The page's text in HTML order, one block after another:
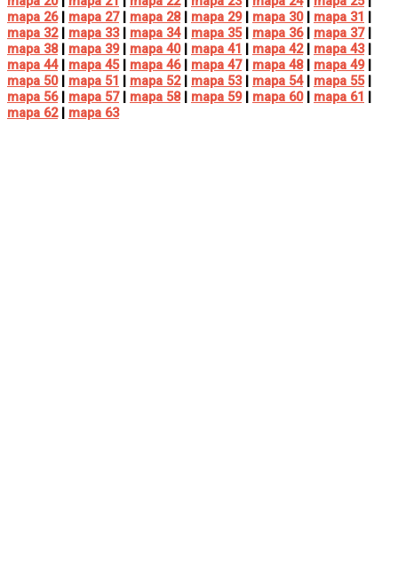
mapa 26| mapa 27| mapa 28| mapa 29| mapa 30| mapa 31
mapa 32| mapa 33| mapa 34| mapa 35| mapa 36| mapa 37|
mapa 38| mapa 39| mapa 40| mapa 41 mapa 42| mapa 43|
mapa 44| mapa 45| mapa 46| mapa 47| mapa 48| mapa 49|
mapa 50| mapa 51 mapa 52| mapa 53| mapa 54| mapa 55|
mapa 56| mapa 57| mapa 58| mapa 59| mapa 60| mapa 61
mapa 62| mapa 63